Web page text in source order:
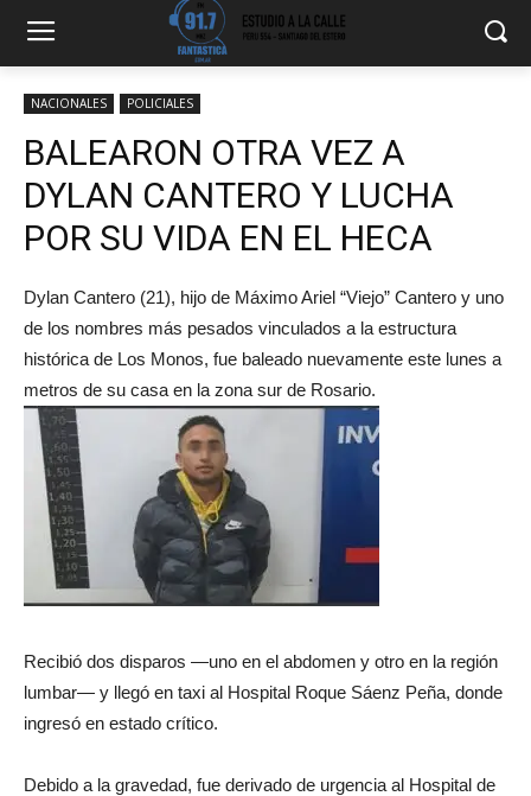
NACIONALES POLICIALES
BALEARON OTRA VEZ A
DYLAN CANTERO Y LUCHA
POR SU VIDA EN EL HECA
Dylan Cantero (21), hijo de Máximo Ariel “Viejo” Cantero y uno
de los nombres más pesados vinculados a la estructura
histórica de Los Monos, fue baleado nuevamente este lunes a
metros de su casa en la zona sur de Rosario.
Recibió dos disparos —uno en el abdomen y otro en la región
lumbar— y llegó en taxi al Hospital Roque Sáenz Peña, donde
ingresó en estado crítico.
Debido a la gravedad, fue derivado de urgencia al Hospital de